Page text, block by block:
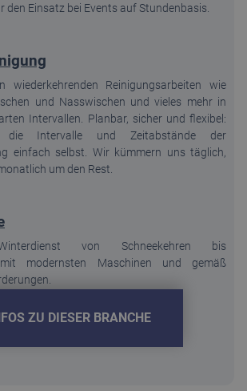
den Einsatz bei Events auf Stundenbasis.
wiederkehrenden Reinigungsarbeiten wie
und Nasswischen und vieles mehr in
Intervallen. Planbar, sicher und flexibel:
die Intervalle und Zeitabstände der
einfach selbst. Wir kümmern uns täglich,
um den Rest.
von Schneekehren bis
mit modernsten Maschinen und gemäß
ZU DIESER BRANCHE